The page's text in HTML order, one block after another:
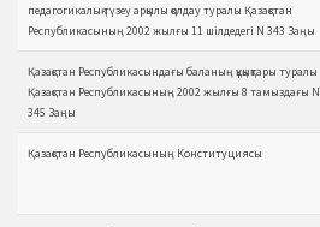
педагогикалық түзеу арқылы қолдау туралы Қазақстан
Республикасының 2002 жылғы 11 шілдедегі N 343 Заңы
Қазақстан Республикасындағы баланың құқықтары туралы
Қазақстан Республикасының 2002 жылғы 8 тамыздағы N
345 Заңы
Қазақстан Республикасының Конституциясы